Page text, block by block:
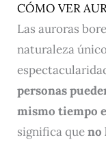
CÓMO VER
Las auroras
naturaleza
personas
mismo tiempo
significa queno